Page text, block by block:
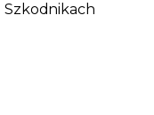
Szkodnikach